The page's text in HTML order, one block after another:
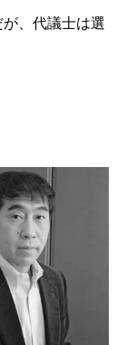
、代議士は選